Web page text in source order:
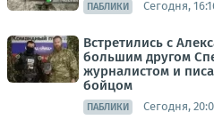
ПАБЛИКИ Сегодня,
Встретились с
большим другом
журналистом и
бойцом
ПАБЛИКИ Сегодня,